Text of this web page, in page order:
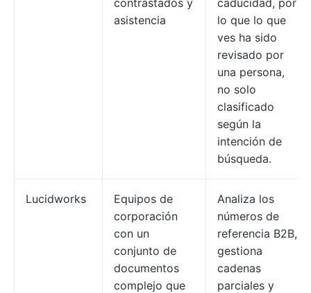
contrastados y
asistencia
caducidad, por
lo que lo que
ves ha sido
revisado por
una persona,
no solo
clasificado
según la
intención de
búsqueda.
Lucidworks
Equipos de
corporación
con un
conjunto de
documentos
complejo que
Analiza los
números de
referencia B2B,
gestiona
cadenas
parciales y